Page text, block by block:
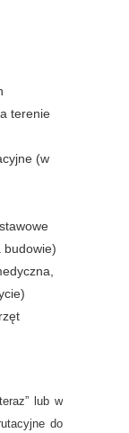
terenie
(w
budowie)
lub w
do